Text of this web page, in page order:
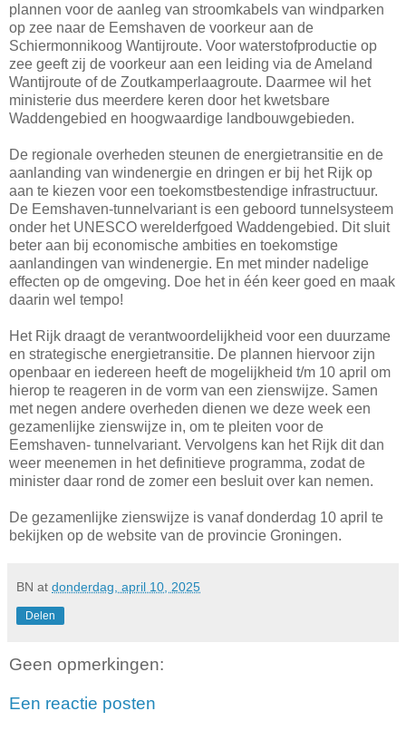
plannen voor de aanleg van stroomkabels van windparken
op zee naar de Eemshaven de voorkeur aan de
Schiermonnikoog Wantijroute. Voor waterstofproductie op
zee geeft zij de voorkeur aan een leiding via de Ameland
Wantijroute of de Zoutkamperlaagroute. Daarmee wil het
ministerie dus meerdere keren door het kwetsbare
Waddengebied en hoogwaardige landbouwgebieden.
De regionale overheden steunen de energietransitie en de
aanlanding van windenergie en dringen er bij het Rijk op
aan te kiezen voor een toekomstbestendige infrastructuur.
De Eemshaven-tunnelvariant is een geboord tunnelsysteem
onder het UNESCO werelderfgoed Waddengebied. Dit sluit
beter aan bij economische ambities en toekomstige
aanlandingen van windenergie. En met minder nadelige
effecten op de omgeving. Doe het in één keer goed en maak
daarin wel tempo!
Het Rijk draagt de verantwoordelijkheid voor een duurzame
en strategische energietransitie. De plannen hiervoor zijn
openbaar en iedereen heeft de mogelijkheid t/m 10 april om
hierop te reageren in de vorm van een zienswijze. Samen
met negen andere overheden dienen we deze week een
gezamenlijke zienswijze in, om te pleiten voor de
Eemshaven- tunnelvariant. Vervolgens kan het Rijk dit dan
weer meenemen in het definitieve programma, zodat de
minister daar rond de zomer een besluit over kan nemen.
De gezamenlijke zienswijze is vanaf donderdag 10 april te
bekijken op de website van de provincie Groningen.
BN at donderdag, april 10, 2025
Delen
Geen opmerkingen:
Een reactie posten